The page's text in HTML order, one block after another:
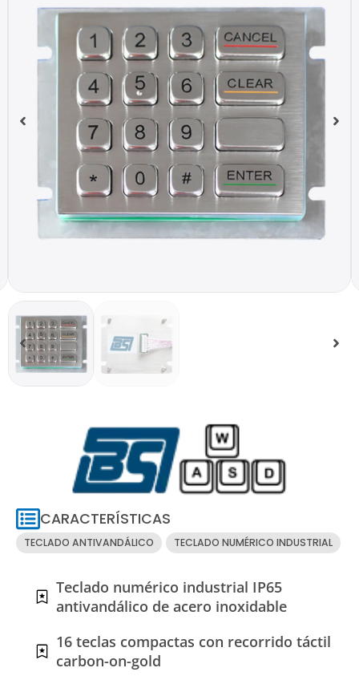
CARACTERÍSTICAS
TECLADO ANTIVANDÁLICO TECLADO NUMÉRICO INDUSTRIAL
Teclado numérico industrial IP65
antivandálico de acero inoxidable
16 teclas compactas con recorrido táctil
carbon-on-gold